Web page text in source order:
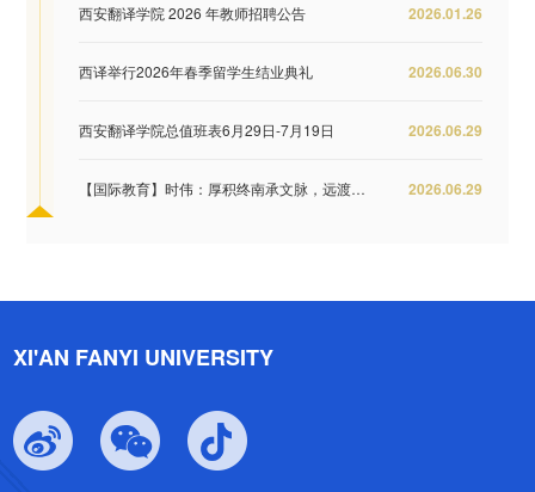
2026.01.26
西安翻译学院 2026 年教师招聘公告
2026.06.30
西译举行2026年春季留学生结业典礼
2026.06.29
西安翻译学院总值班表6月29日-7月19日
2026.06.29
【国际教育】时伟：厚积终南承文脉，远渡重洋...
XI'AN FANYI UNIVERSITY